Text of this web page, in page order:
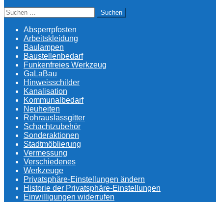
Suchen
nach:
Absperrpfosten
Arbeitskleidung
Baulampen
Baustellenbedarf
Funkenfreies Werkzeug
GaLaBau
Hinweisschilder
Kanalisation
Kommunalbedarf
Neuheiten
Rohrauslassgitter
Schachtzubehör
Sonderaktionen
Stadtmöblierung
Vermessung
Verschiedenes
Werkzeuge
Privatsphäre-Einstellungen ändern
Historie der Privatsphäre-Einstellungen
Einwilligungen widerrufen